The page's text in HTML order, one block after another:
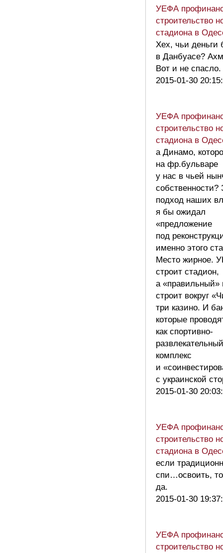
УЕФА
строительство
стадиона в
Хех, чьи деньги
в Данбуасе?
Вот и не
2015-01-30
УЕФА
строительство
стадиона в
а Динамо,
на фр.бульваре
у нас в чьей
собственности?
подход наших
я бы ожидал
«предложение
под
именно этого
Место жирное.
строит стадион,
а «правильный»
строит вокруг
три казино. И
которые
как спортивно-
развлекательный
комплекс
и
с украинской
2015-01-30
УЕФА
строительство
стадиона в
если
спи…освоить,
да.
2015-01-30
УЕФА
строительство